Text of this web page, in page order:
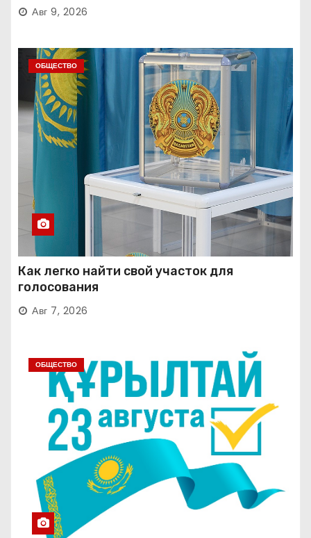
Авг 9, 2026
ОБЩЕСТВО
Как легко найти свой участок для
голосования
Авг 7, 2026
ОБЩЕСТВО